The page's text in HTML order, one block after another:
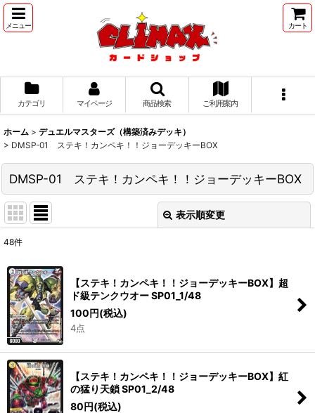
メニュー カート
カテゴリ マイページ 商品検索 ご利用案内
ホーム > デュエルマスターズ（構築済みデッキ）
> DMSP-01 ステキ！カンペキ！！ジョーデッキーBOX
DMSP-01 ステキ！カンペキ！！ジョーデッキーBOX
表示順変更
並び順:
48件
【ステキ！カンペキ！！ジョーデッキーBOX】超
ド級テンクウオー SP01_1/48
100 円(税込)
4点
【ステキ！カンペキ！！ジョーデッキーBOX】紅
の猛り天鎖 SP01_2/48
80円(税込)